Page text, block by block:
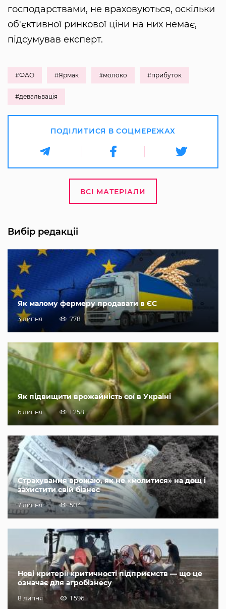
господарствами, не враховуються, оскільки
об'єктивної ринкової ціни на них немає,
підсумував експерт.
#ФАО #Ярмак #молоко #прибуток
#девальвація
ПОДІЛИТИСЯ В СОЦМЕРЕЖАХ
ВСІ МАТЕРІАЛИ
Вибір редакції
Як малому фермеру продавати в ЄС
3 липня 778
Як підвищити врожайність сої в Україні
6 липня 1 258
Страхування врожаю, як не «молитися» на дощ і
захистити свій бізнес
7 липня 504
Нові критерії критичності підприємств — що це
означає для агробізнесу
8 липня 1 596